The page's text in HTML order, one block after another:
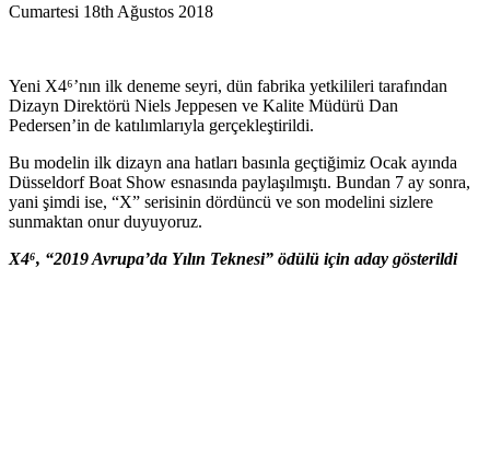
Cumartesi 18th Ağustos 2018
Yeni X4⁶’nın ilk deneme seyri, dün fabrika yetkilileri tarafından
Dizayn Direktörü Niels Jeppesen ve Kalite Müdürü Dan
Pedersen’in de katılımlarıyla gerçekleştirildi.
Bu modelin ilk dizayn ana hatları basınla geçtiğimiz Ocak ayında
Düsseldorf Boat Show esnasında paylaşılmıştı. Bundan 7 ay sonra,
yani şimdi ise, “X” serisinin dördüncü ve son modelini sizlere
sunmaktan onur duyuyoruz.
X4⁶, “2019 Avrupa’da Yılın Teknesi” ödülü için aday gösterildi